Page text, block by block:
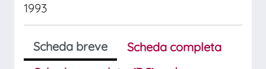
1993
Scheda breve
Scheda completa